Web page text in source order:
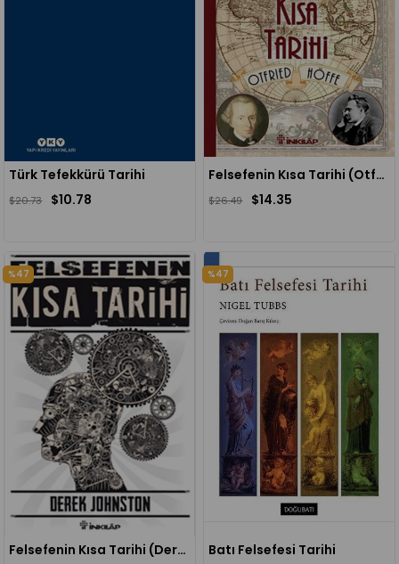
Türk Tefekkürü Tarihi
$10.78
$20.73
Felsefenin Kısa Tarihi (Otfried Höffe)
$14.35
$26.49
Felsefenin Kısa Tarihi (Derek Johnston)
%47
Batı Felsefesi Tarihi
%47